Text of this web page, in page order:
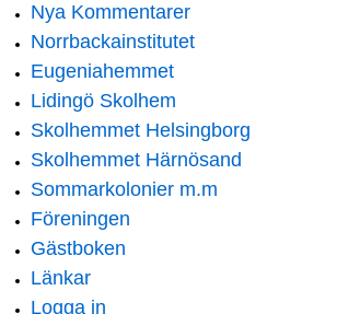
Nya Kommentarer
Norrbackainstitutet
Eugeniahemmet
Lidingö Skolhem
Skolhemmet Helsingborg
Skolhemmet Härnösand
Sommarkolonier m.m
Föreningen
Gästboken
Länkar
Logga in